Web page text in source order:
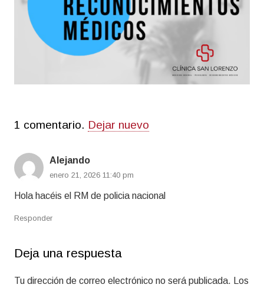
1 comentario. Dejar nuevo
Alejando
enero 21, 2026 11:40 pm
Hola hacéis el RM de policia nacional
Responder
Deja una respuesta
Tu dirección de correo electrónico no será publicada.
Los